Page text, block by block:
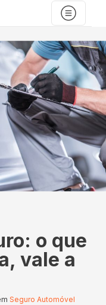
o que
vale a
Seguro Automóvel